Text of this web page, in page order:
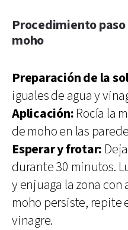
Procedimiento
moho
Preparación de la
iguales de agua y
Aplicación:Rocía la
de moho en las
Esperar y frotar:
durante 30 minutos.
y enjuaga la zona
moho persiste, repite
vinagre.